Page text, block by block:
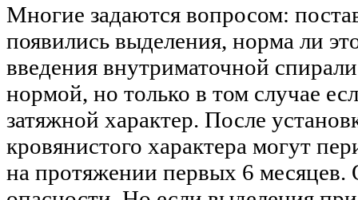
Многие задаются вопросом:
появились выделения, норма ли
введения внутриматочной
нормой, но только в том случае
затяжной характер. После
кровянистого характера могут
на протяжении первых 6 месяцев.